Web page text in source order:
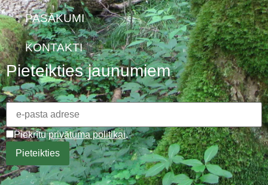
PASĀKUMI
KONTAKTI
Pieteikties jaunumiem
Piekrītuprivātuma politikai.